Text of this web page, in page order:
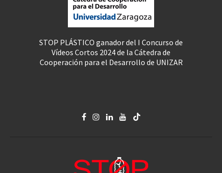
STOP PLÁSTICO ganador del I Concurso de
Vídeos Cortos 2024 de la Cátedra de
Cooperación para el Desarrollo de UNIZAR